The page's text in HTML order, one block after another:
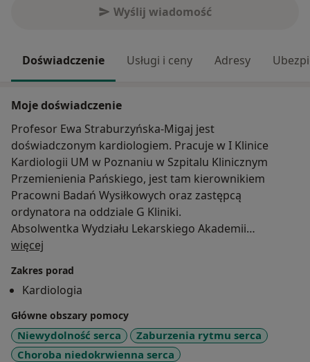
Wyślij wiadomość
Doświadczenie Usługi i ceny Adresy
Moje doświadczenie
Profesor Ewa Straburzyńska-Migaj jest
doświadczonym kardiologiem. Pracuje w I Klinice
Kardiologii UM w Poznaniu w Szpitalu Klinicznym
Przemienienia Pańskiego, jest tam kierownikiem
Pracowni Badań Wysiłkowych oraz zastępcą
ordynatora na oddziale G Kliniki.
Absolwentka Wydziału Lekarskiego Akademii
Medycznej (obecnie Uniwersytetu Medycznego) w
2008 r. się habilitowała, a w 2014 został jej nadany tytuł
naukowy profesora nauk medycznych.
Należy do Polskiego Towarzystwa Kardiologicznego
(PTK) oraz Europejskiego Towarzystwa
Kardiologicznego (ESC).
więcej
Zakres porad
Kardiologia
Główne obszary pomocy
Niewydolność serca
Zaburzenia rytmu serca
Choroba niedokrwienna serca